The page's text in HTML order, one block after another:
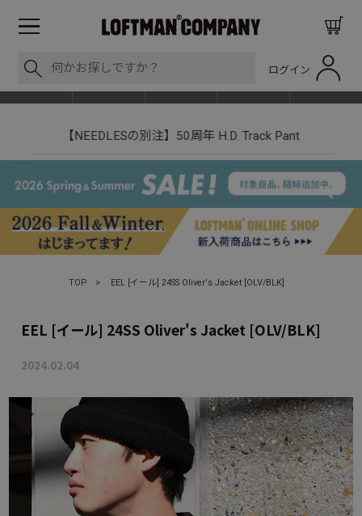
ログイン
【NEEDLESの別注】50周年 H.D. Track Pant
TOP > EEL [イール] 24SS Oliver's Jacket [OLV/BLK]
EEL [イール] 24SS Oliver's Jacket [OLV/BLK]
2024.02.04